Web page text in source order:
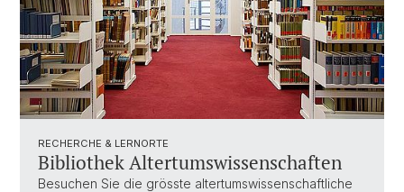
RECHERCHE & LERNORTE
Bibliothek Altertumswissenschaften
Besuchen Sie die grösste altertumswissenschaftliche